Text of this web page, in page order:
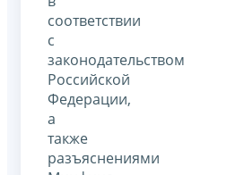
соответствии
с
законодательством
Российской
Федерации,
а
также
разъяснениями